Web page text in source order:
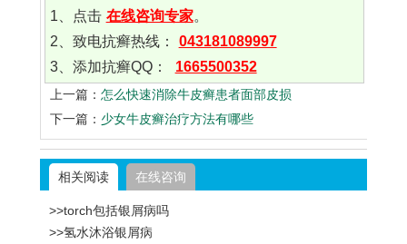
1、点击 在线咨询专家。
2、致电抗癣热线：
043181089997
3、添加抗癣QQ：
1665500352
上一篇： 怎么快速消除牛皮癣患者面部皮损
下一篇： 少女牛皮癣治疗方法有哪些
相关阅读 在线咨询
>>torch包括银屑病吗
>>氢水沐浴银屑病